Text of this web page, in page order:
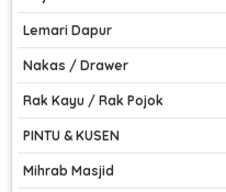
Lemari Dapur
Nakas / Drawer
Rak Kayu / Rak Pojok
PINTU & KUSEN
Mihrab Masjid